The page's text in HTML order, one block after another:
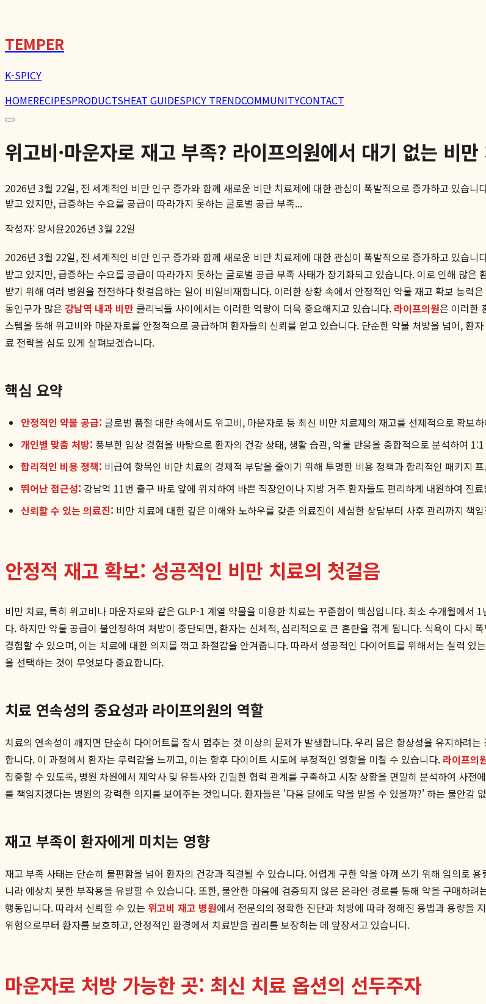
TEMPER
K-SPICY
HOMERECIPESPRODUCTSHEAT GUIDESPICY TRENDCOMMUNITYCONTACT
위고비·마운자로 재고 부족? 라이프의원에서 대기 없는 비만
2026년 3월 22일, 전 세계적인 비만 인구 증가와 함께 새로운 비만 치료제에 대한 관심이 폭발적으로 증가하고 있습
받고 있지만, 급증하는 수요를 공급이 따라가지 못하는 글로벌 공급 부족...
작성자: 양서윤2026년 3월 22일
2026년 3월 22일, 전 세계적인 비만 인구 증가와 함께 새로운 비만 치료제에 대한 관심이 폭발적으로 증가하고 있습
받고 있지만, 급증하는 수요를 공급이 따라가지 못하는 글로벌 공급 부족 사태가 장기화되고 있습니다. 이로 인해 많
받기 위해 여러 병원을 전전하다 헛걸음하는 일이 비일비재합니다. 이러한 상황 속에서 안정적인 약물 재고 확보 능력
동인구가 많은 강남역 내과 비만 클리닉들 사이에서는 이러한 역량이 더욱 중요해지고 있습니다. 라이프의원은 이러한
스템을 통해 위고비와 마운자로를 안정적으로 공급하며 환자들의 신뢰를 얻고 있습니다. 단순한 약물 처방을 넘어, 환
료 전략을 심도 있게 살펴보겠습니다.
핵심 요약
안정적인 약물 공급: 글로벌 품절 대란 속에서도 위고비, 마운자로 등 최신 비만 치료제의 재고를 선제적으로 확보
개인별 맞춤 처방: 풍부한 임상 경험을 바탕으로 환자의 건강 상태, 생활 습관, 약물 반응을 종합적으로 분석하여
합리적인 비용 정책: 비급여 항목인 비만 치료의 경제적 부담을 줄이기 위해 투명한 비용 정책과 합리적인 패키지
뛰어난 접근성: 강남역 11번 출구 바로 앞에 위치하여 바쁜 직장인이나 지방 거주 환자들도 편리하게 내원하여 진
신뢰할 수 있는 의료진: 비만 치료에 대한 깊은 이해와 노하우를 갖춘 의료진이 세심한 상담부터 사후 관리까지 책
안정적 재고 확보: 성공적인 비만 치료의 첫걸음
비만 치료, 특히 위고비나 마운자로와 같은 GLP-1 계열 약물을 이용한 치료는 꾸준함이 핵심입니다. 최소 수개월에서
다. 하지만 약물 공급이 불안정하여 처방이 중단되면, 환자는 신체적, 심리적으로 큰 혼란을 겪게 됩니다. 식욕이 다시
경험할 수 있으며, 이는 치료에 대한 의지를 꺾고 좌절감을 안겨줍니다. 따라서 성공적인 다이어트를 위해서는 실력 있
을 선택하는 것이 무엇보다 중요합니다.
치료 연속성의 중요성과 라이프의원의 역할
치료의 연속성이 깨지면 단순히 다이어트를 잠시 멈추는 것 이상의 문제가 발생합니다. 우리 몸은 항상성을 유지하려
합니다. 이 과정에서 환자는 무력감을 느끼고, 이는 향후 다이어트 시도에 부정적인 영향을 미칠 수 있습니다. 라이프의
집중할 수 있도록, 병원 차원에서 제약사 및 유통사와 긴밀한 협력 관계를 구축하고 시장 상황을 면밀히 분석하여 사
를 책임지겠다는 병원의 강력한 의지를 보여주는 것입니다. 환자들은 '다음 달에도 약을 받을 수 있을까?' 하는 불안감
재고 부족이 환자에게 미치는 영향
재고 부족 사태는 단순히 불편함을 넘어 환자의 건강과 직결될 수 있습니다. 어렵게 구한 약을 아껴 쓰기 위해 임의로
니라 예상치 못한 부작용을 유발할 수 있습니다. 또한, 불안한 마음에 검증되지 않은 온라인 경로를 통해 약을 구매하
행동입니다. 따라서 신뢰할 수 있는 위고비 재고 병원에서 전문의의 정확한 진단과 처방에 따라 정해진 용법과 용량을
위험으로부터 환자를 보호하고, 안정적인 환경에서 치료받을 권리를 보장하는 데 앞장서고 있습니다.
마운자로 처방 가능한 곳: 최신 치료 옵션의 선두주자